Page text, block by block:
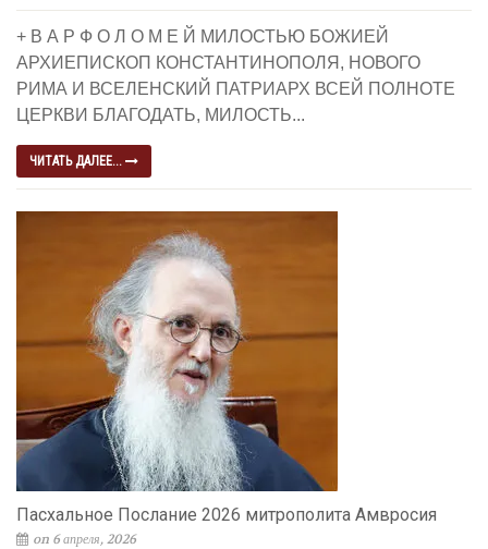
+ В А Р Ф О Л О М Е Й МИЛОСТЬЮ БОЖИЕЙ
АРХИЕПИСКОП КОНСТАНТИНОПОЛЯ, НОВОГО
РИМА И ВСЕЛЕНСКИЙ ПАТРИАРХ ВСЕЙ ПОЛНОТЕ
ЦЕРКВИ БЛАГОДАТЬ, МИЛОСТЬ...
ЧИТАТЬ ДАЛЕЕ...
Пасхальное Послание 2026 митрополита Амвросия
on 6 апреля, 2026